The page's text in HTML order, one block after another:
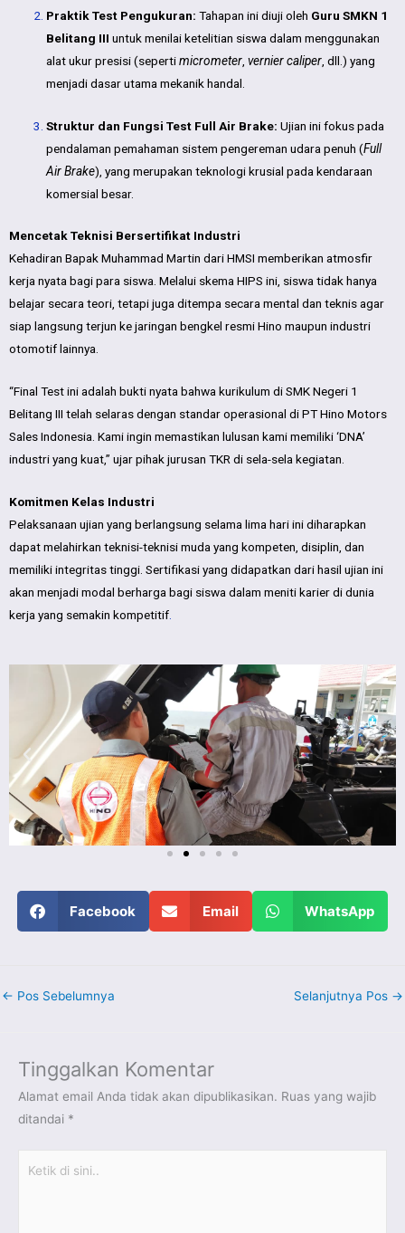
Praktik Test Pengukuran: Tahapan ini diuji oleh Guru SMKN 1
Belitang III untuk menilai ketelitian siswa dalam menggunakan
alat ukur presisi (sepertimicrometer ,vernier caliper , dll.) yang
menjadi dasar utama mekanik handal.
Struktur dan Fungsi Test Full Air Brake: Ujian ini fokus pada
pendalaman pemahaman sistem pengereman udara penuh (Full
Air Brake), yang merupakan teknologi krusial pada kendaraan
komersial besar.
Mencetak Teknisi Bersertifikat Industri
Kehadiran Bapak Muhammad Martin dari HMSI memberikan atmosfir
kerja nyata bagi para siswa. Melalui skema HIPS ini, siswa tidak hanya
belajar secara teori, tetapi juga ditempa secara mental dan teknis agar
siap langsung terjun ke jaringan bengkel resmi Hino maupun industri
otomotif lainnya.
“Final Test ini adalah bukti nyata bahwa kurikulum di SMK Negeri 1
Belitang III telah selaras dengan standar operasional di PT Hino Motors
Sales Indonesia. Kami ingin memastikan lulusan kami memiliki ‘DNA’
industri yang kuat,” ujar pihak jurusan TKR di sela-sela kegiatan.
Komitmen Kelas Industri
Pelaksanaan ujian yang berlangsung selama lima hari ini diharapkan
dapat melahirkan teknisi-teknisi muda yang kompeten, disiplin, dan
memiliki integritas tinggi. Sertifikasi yang didapatkan dari hasil ujian ini
akan menjadi modal berharga bagi siswa dalam meniti karier di dunia
kerja yang semakin kompetitif
Facebook Email WhatsApp
← Pos Sebelumnya Selanjutnya Pos →
Tinggalkan Komentar
Alamat email Anda tidak akan dipublikasikan. Ruas yang wajib
ditandai *